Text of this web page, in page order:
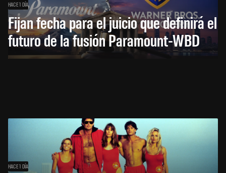
HACE 1 DÍA
Fijan fecha para el juicio que definirá el
futuro de la fusión Paramount-WBD
HACE 1 DÍA